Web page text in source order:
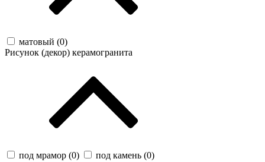
матовый (0)
Рисунок (декор) керамогранита
под мрамор (0) под камень (0)